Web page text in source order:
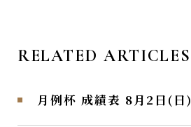
RELATED ARTICLES
月例杯 成績表 8月2日(日)